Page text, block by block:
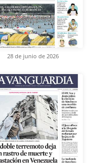
28 de junio de 2026